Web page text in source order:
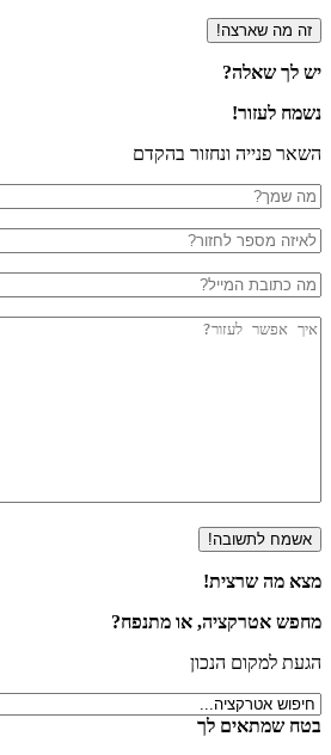
יש לך שאלה?
נשמח לעזור!
השאר פנייה ונחזור בהקדם
מצא מה שרצית!
מחפש אטרקציה, או מתנפח?
הגעת למקום הנכון
בטח שמתאים לך